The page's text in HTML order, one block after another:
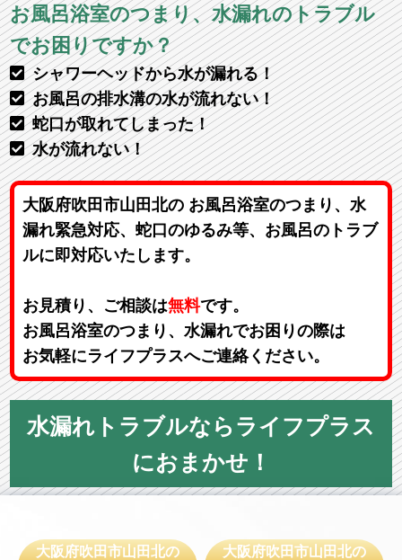
お風呂浴室のつまり、水漏れのトラブル
でお困りですか？
シャワーヘッドから水が漏れる！
お風呂の排水溝の水が流れない！
蛇口が取れてしまった！
水が流れない！
大阪府吹田市山田北の お風呂浴室のつまり、水
漏れ緊急対応、蛇口のゆるみ等、お風呂のトラブ
ルに即対応いたします。
お見積り、ご相談は無料です。
お風呂浴室のつまり、水漏れでお困りの際は
お気軽にライフプラスへご連絡ください。
水漏れトラブルならライフプラス
におまかせ！
大阪府吹田市山田北の
大阪府吹田市山田北の